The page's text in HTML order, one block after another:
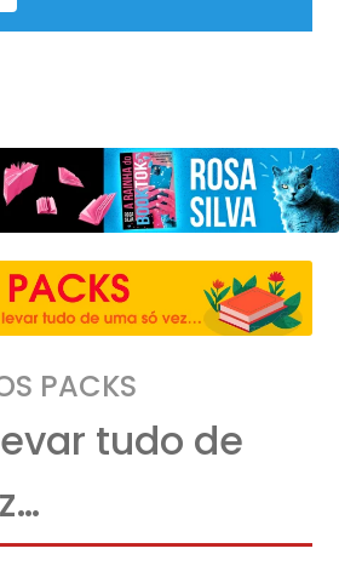
PACKS
tudo de